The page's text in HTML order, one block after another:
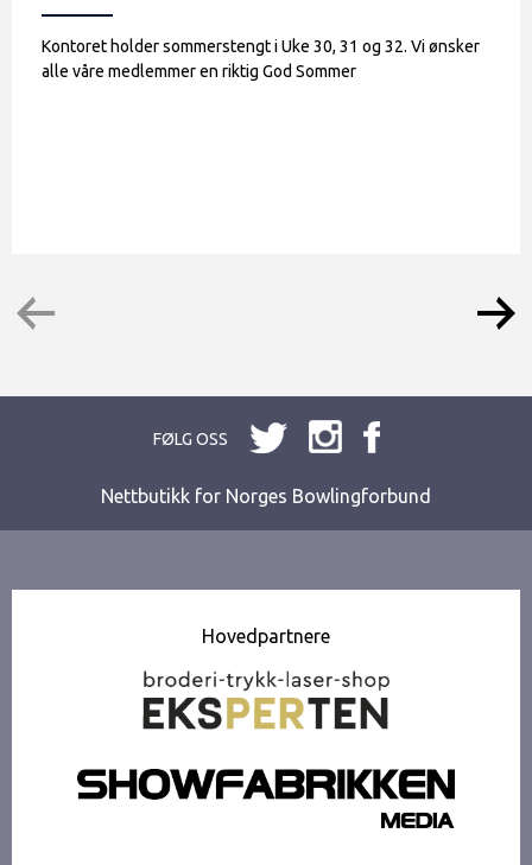
Kontoret holder sommerstengt i Uke 30, 31 og 32. Vi ønsker
alle våre medlemmer en riktig God Sommer
FØLG OSS
Nettbutikk for Norges Bowlingforbund
Hovedpartnere